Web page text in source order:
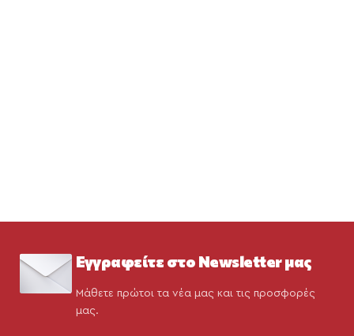
Εγγραφείτε στο Newsletter μας
Μάθετε πρώτοι τα νέα μας και τις προσφορές
μας.